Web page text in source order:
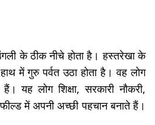
के ठीक नीचे होता है। हस्तरेखा के
में गुरु पर्वत उठा होता है। वह लोग
यह लोग शिक्षा, सरकारी नौकरी,
में अपनी अच्छी पहचान बनाते हैं।